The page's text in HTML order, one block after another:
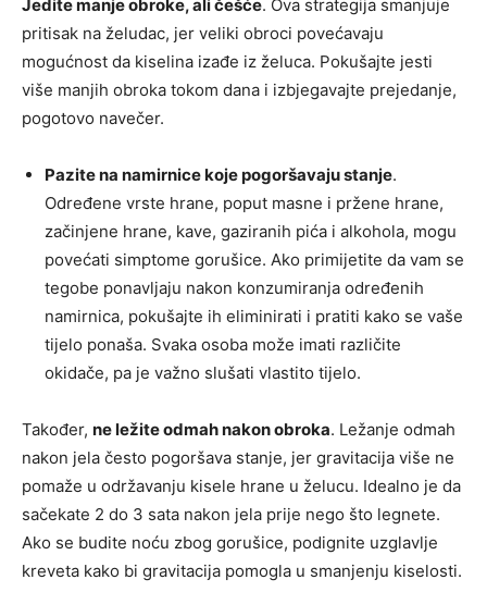
Jedite manje obroke, ali češće. Ova strategija smanjuje
pritisak na želudac, jer veliki obroci povećavaju
mogućnost da kiselina izađe iz želuca. Pokušajte jesti
više manjih obroka tokom dana i izbjegavajte prejedanje,
pogotovo navečer.
Pazite na namirnice koje pogoršavaju stanje.
Određene vrste hrane, poput masne i pržene hrane,
začinjene hrane, kave, gaziranih pića i alkohola, mogu
povećati simptome gorušice. Ako primijetite da vam se
tegobe ponavljaju nakon konzumiranja određenih
namirnica, pokušajte ih eliminirati i pratiti kako se vaše
tijelo ponaša. Svaka osoba može imati različite
okidače, pa je važno slušati vlastito tijelo.
Također, ne ležite odmah nakon obroka. Ležanje odmah
nakon jela često pogoršava stanje, jer gravitacija više ne
pomaže u održavanju kisele hrane u želucu. Idealno je da
sačekate 2 do 3 sata nakon jela prije nego što legnete.
Ako se budite noću zbog gorušice, podignite uzglavlje
kreveta kako bi gravitacija pomogla u smanjenju kiselosti.